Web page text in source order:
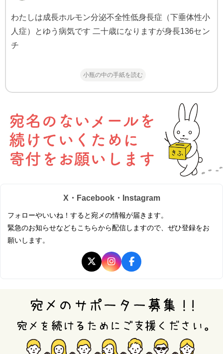
わたしは成長ホルモン分泌不全性低身長症（下垂体性小
人症）とゆう病気です 二十歳になりますが身長136セン
チ
小瓶の中の手紙を読む
X・Facebook・Instagram
フォローやいいね！すると宛メの情報が届きます。
緊急のお知らせなどもこちらから配信しますので、ぜひ登録をお
願いします。